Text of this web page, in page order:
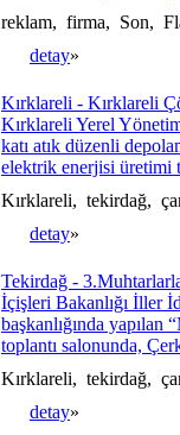
reklam, firma, Son,
detay»
Kırklareli - Kırklareli
Kırklareli Yerel
katı atık düzenli
elektrik enerjisi üretimi
Kırklareli, tekirdağ,
detay»
Tekirdağ -
İçişleri Bakanlığı İller
başkanlığında
toplantı salonunda,
Kırklareli, tekirdağ,
detay»